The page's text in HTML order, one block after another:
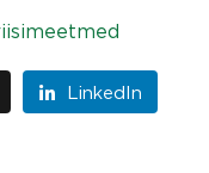
LinkedIn